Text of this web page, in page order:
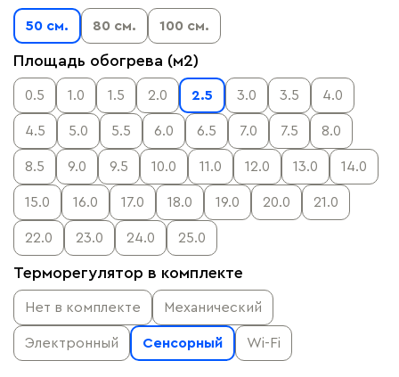
50 см. 80 см. 100 см.
Площадь обогрева (м2)
0.5 1.0 1.5 2.0 2.5 3.0 3.5 4.0
4.5 5.0 5.5 6.0 6.5 7.0 7.5 8.0
8.5 9.0 9.5 10.0 11.0 12.0 13.0 14.0
15.0 16.0 17.0 18.0 19.0 20.0 21.0
22.0 23.0 24.0 25.0
Терморегулятор в комплекте
Нет в комплекте Механический
Электронный Сенсорный Wi-Fi